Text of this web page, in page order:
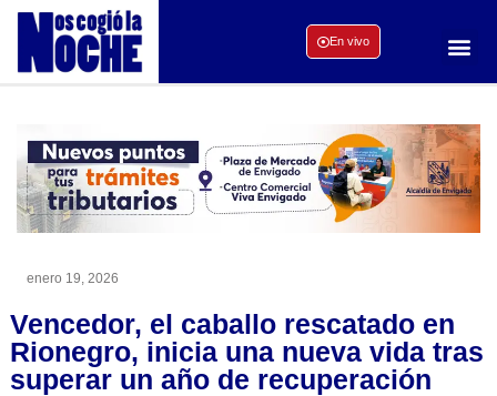
En vivo
enero 19, 2026
Vencedor, el caballo rescatado en
Rionegro, inicia una nueva vida tras
superar un año de recuperación